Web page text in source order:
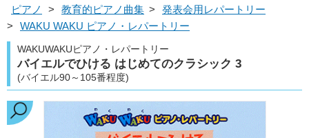
ピアノ > 教育的ピアノ曲集 >
発表会用レパートリー
>
WAKU WAKU ピアノ・レパートリー
WAKUWAKUピアノ・レパートリー
バイエルでひける はじめてのクラシック 3
(バイエル90～105番程度)